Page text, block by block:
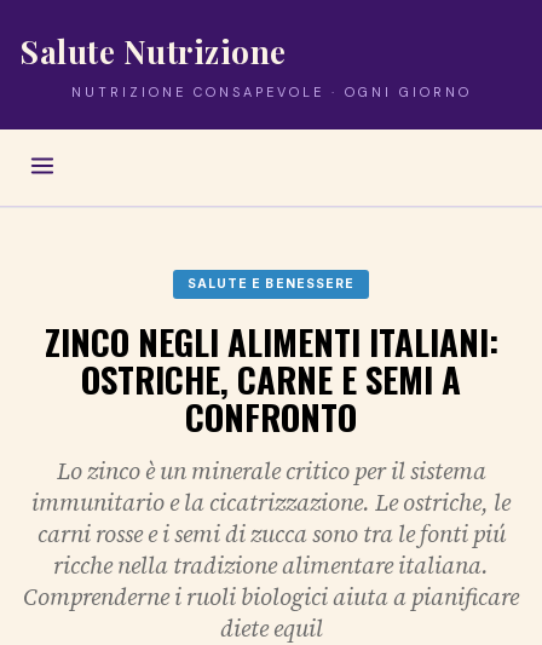
Salute Nutrizione
NUTRIZIONE CONSAPEVOLE · OGNI GIORNO
SALUTE E BENESSERE
ZINCO NEGLI ALIMENTI ITALIANI:
OSTRICHE, CARNE E SEMI A
CONFRONTO
Lo zinco è un minerale critico per il sistema
immunitario e la cicatrizzazione. Le ostriche, le
carni rosse e i semi di zucca sono tra le fonti piú
ricche nella tradizione alimentare italiana.
Comprenderne i ruoli biologici aiuta a pianificare
diete equil